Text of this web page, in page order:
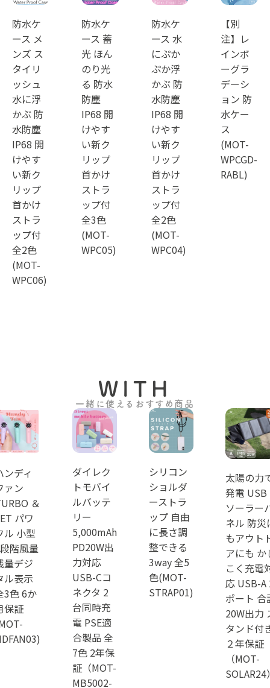
防水ケ
ース メ
ンズ ス
タイリ
ッシュ
水に浮
かぶ 防
水防塵
IP68 開
けやす
い新ク
リップ
首かけ
ストラ
ップ付
全2色
(MOT-
WPC06)
防水ケ
ース 蓄
光 ほん
のり光
る 防水
防塵
IP68 開
けやす
い新ク
リップ
首かけ
ストラ
ップ付
全3色
(MOT-
WPC05)
防水ケ
ース 水
にぷか
ぷか浮
かぶ 防
水防塵
IP68 開
けやす
い新ク
リップ
首かけ
ストラ
ップ付
全2色
(MOT-
WPC04)
【別
注】レ
インボ
ーグラ
デーシ
ョン 防
水ケー
ス
(MOT-
WPCGD-
RABL)
WITH
一緒に使えるおすすめ商品
ンディ
ァン
＆
パワ
ル 小型
階風量
量デジ
ル表示
3色 6か
保証
ダイレク
トモバイ
ルバッテ
リー
5,000mAh
PD20W出
力対応
USB-Cコ
ネクタ 2
台同時充
電 PSE適
合製品 全
7色 2年保
証（MOT-
MB5002-
シリコン
ショルダ
ーストラ
ップ 自由
に長さ調
整できる
3way 全5
色(MOT-
STRAP01)
太陽の力
発電 USB
ソーラー
ネル 防災
もアウト
アにも か
こく充電
応 USB-A
ポート 合
20W出力
タンド付
２年保証
（MOT-
SOLAR24